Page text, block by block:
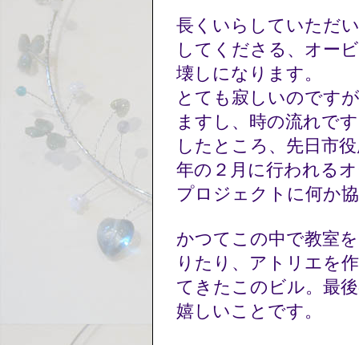
長くいらしていただ
してくださる、オー
壊しになります。
とても寂しいのです
ますし、時の流れで
したところ、先日市
年の２月に行われる
プロジェクトに何か
かつてこの中で教室
りたり、アトリエを
てきたこのビル。最
嬉しいことです。